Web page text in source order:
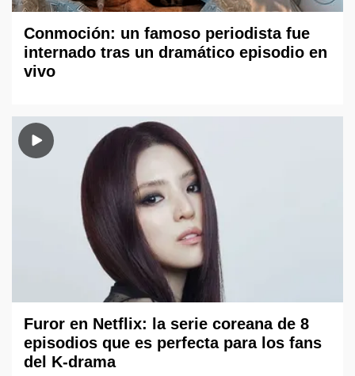
Conmoción: un famoso periodista fue
internado tras un dramático episodio en
vivo
Furor en Netflix: la serie coreana de 8
episodios que es perfecta para los fans
del K-drama